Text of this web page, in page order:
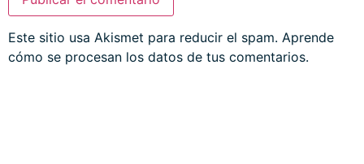
Este sitio usa Akismet para reducir el spam. Aprende
cómo se procesan los datos de tus comentarios.